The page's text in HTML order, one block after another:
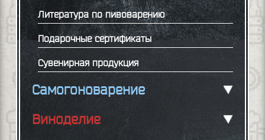
Литература по пивоварению
Подарочные сертификаты
Сувенирная продукция
Самогоноварение
Виноделие